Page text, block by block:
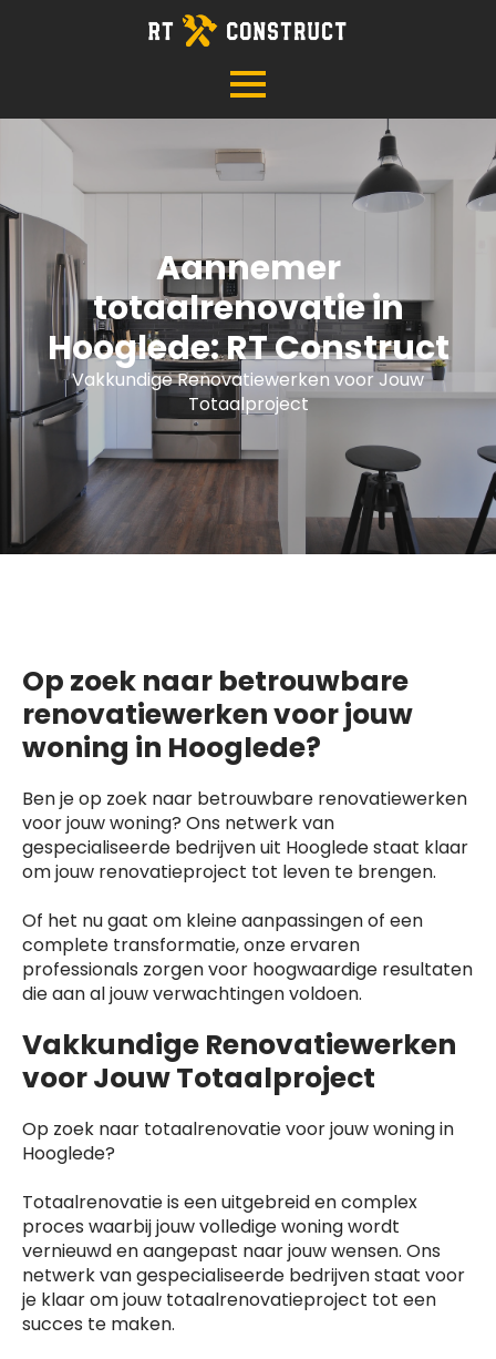
Aannemer
totaalrenovatie in
Hooglede: RT Construct
Vakkundige Renovatiewerken voor Jouw
Totaalproject
Op zoek naar betrouwbare
renovatiewerken voor jouw
woning in Hooglede?
Ben je op zoek naar betrouwbare renovatiewerken
voor jouw woning? Ons netwerk van
gespecialiseerde bedrijven uit Hooglede staat klaar
om jouw renovatieproject tot leven te brengen.
Of het nu gaat om kleine aanpassingen of een
complete transformatie, onze ervaren
professionals zorgen voor hoogwaardige resultaten
die aan al jouw verwachtingen voldoen.
Vakkundige Renovatiewerken
voor Jouw Totaalproject
Op zoek naar totaalrenovatie voor jouw woning in
Hooglede?
Totaalrenovatie is een uitgebreid en complex
proces waarbij jouw volledige woning wordt
vernieuwd en aangepast naar jouw wensen. Ons
netwerk van gespecialiseerde bedrijven staat voor
je klaar om jouw totaalrenovatieproject tot een
succes te maken.